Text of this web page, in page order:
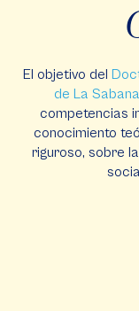
El objetivo del
de La Sabana
competencias
conocimiento
riguroso, sobre